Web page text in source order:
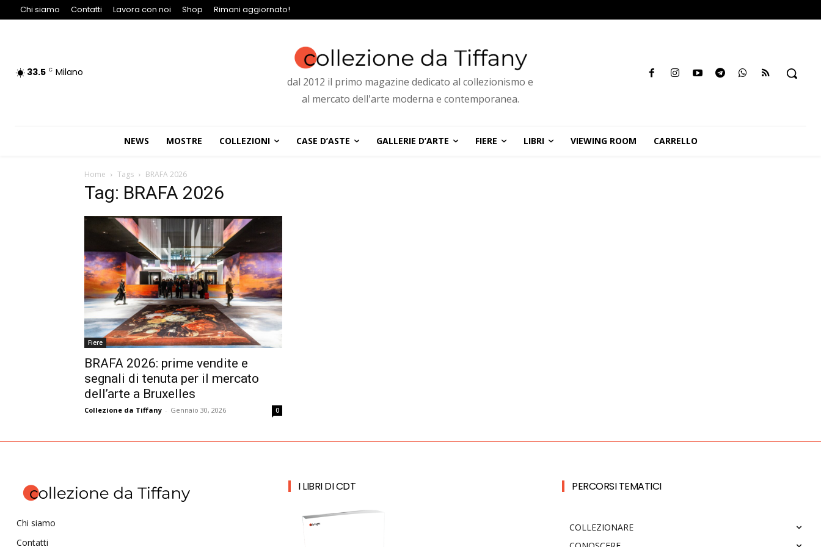
Chi siamo Contatti Lavora con noi Shop Rimani aggiornato!
33.5 C Milano
dal 2012 il primo magazine dedicato al collezionismo e
al mercato dell'arte moderna e contemporanea.
NEWS MOSTRE COLLEZIONI CASE D’ASTE GALLERIE D’ARTE FIERE LIBRI VIEWING ROOM CARRELLO
Home Tags BRAFA 2026
Tag: BRAFA 2026
Fiere
BRAFA 2026: prime vendite e
segnali di tenuta per il mercato
dell’arte a Bruxelles
Collezione da Tiffany - Gennaio 30, 2026 0
Chi siamo
Contatti
I LIBRI DI CDT PERCORSI TEMATICI
COLLEZIONARE